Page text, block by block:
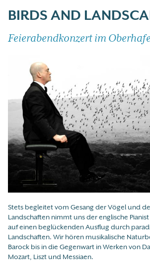
BIRDS AND
Feierabendkonzert im
Stets begleitet vom Gesang der Vögel und
Landschaften nimmt uns der englische
auf einen beglückenden Ausflug durch
Landschaften. Wir hören musikalische
Barock bis in die Gegenwart in Werken von
Mozart, Liszt und Messiaen.